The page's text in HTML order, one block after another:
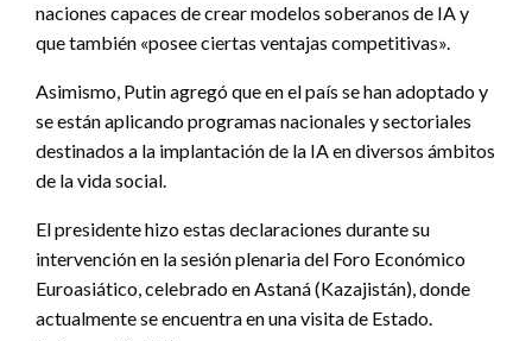
naciones capaces de crear modelos soberanos de IA y
que también «posee ciertas ventajas competitivas».
Asimismo, Putin agregó que en el país se han adoptado y
se están aplicando programas nacionales y sectoriales
destinados a la implantación de la IA en diversos ámbitos
de la vida social.
El presidente hizo estas declaraciones durante su
intervención en la sesión plenaria del Foro Económico
Euroasiático, celebrado en Astaná (Kazajistán), donde
actualmente se encuentra en una visita de Estado.